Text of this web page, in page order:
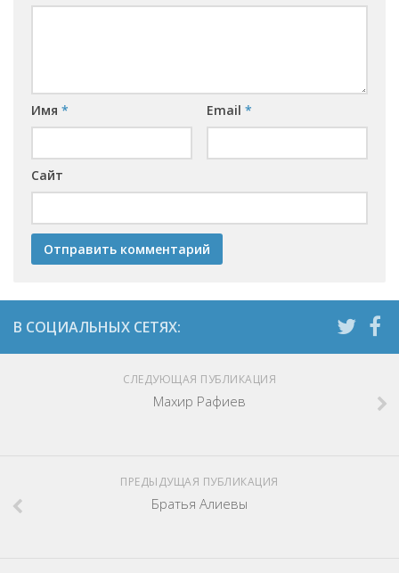
Имя * Email *
Сайт
СЛЕДУЮЩАЯ ПУБЛИКАЦИЯ
Махир Рафиев
ПРЕДЫДУЩАЯ ПУБЛИКАЦИЯ
Братья Алиевы